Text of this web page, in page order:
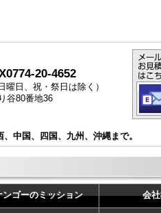
20-4652
日、祝・祭日は除く）
谷80番地36
中国、四国、九州、沖縄まで。
ンゴーのミッション 会